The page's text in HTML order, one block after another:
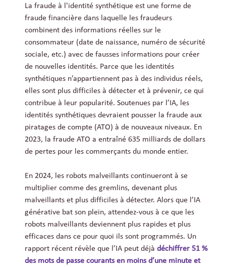
La fraude à l'identité synthétique est une forme de
fraude financière dans laquelle les fraudeurs
combinent des informations réelles sur le
consommateur (date de naissance, numéro de sécurité
sociale, etc.) avec de fausses informations pour créer
de nouvelles identités. Parce que les identités
synthétiques n’appartiennent pas à des individus réels,
elles sont plus difficiles à détecter et à prévenir, ce qui
contribue à leur popularité. Soutenues par l’IA, les
identités synthétiques devraient pousser la fraude aux
piratages de compte (ATO) à de nouveaux niveaux. En
2023, la fraude ATO a entraîné 635 milliards de dollars
de pertes pour les commerçants du monde entier.
En 2024, les robots malveillants continueront à se
multiplier comme des gremlins, devenant plus
malveillants et plus difficiles à détecter. Alors que l’IA
générative bat son plein, attendez-vous à ce que les
robots malveillants deviennent plus rapides et plus
efficaces dans ce pour quoi ils sont programmés. Un
rapport récent révèle que l’IA peut déjà déchiffrer 51 %
des mots de passe courants en moins d’une minute et